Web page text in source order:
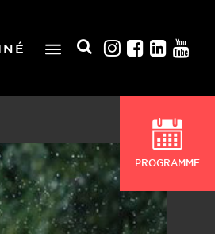
PROGRAMME